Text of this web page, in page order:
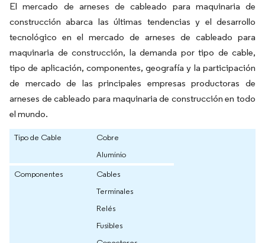
El mercado de arneses de cableado para maquinaria de
construcción abarca las últimas tendencias y el desarrollo
tecnológico en el mercado de arneses de cableado para
maquinaria de construcción, la demanda por tipo de cable,
tipo de aplicación, componentes, geografía y la participación
de mercado de las principales empresas productoras de
arneses de cableado para maquinaria de construcción en todo
el mundo.
Tipo de Cable
Cobre
Aluminio
Componentes
Cables
Terminales
Relés
Fusibles